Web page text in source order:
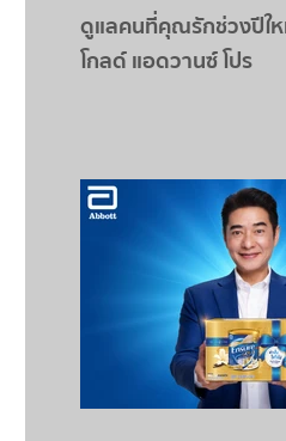
ดูแลคนที่คุณรักช่วงปีใ
โกลด์ แอดวานซ์ โปร